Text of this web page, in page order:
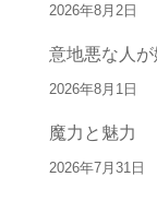
2026年8月2日
意地悪な人が
2026年8月1日
魔力と魅力
2026年7月31日